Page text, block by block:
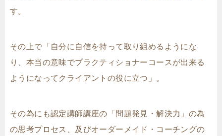
す。
その上で「自分に自信を持って取り組めるようにな
り、本当の意味でプラクティショナーコースが出来る
ようになってクライアントの役に立つ」。
その為にも認定講師講座の「問題発見・解決力」の為
の思考プロセス、及びオーダーメイド・コーチングの